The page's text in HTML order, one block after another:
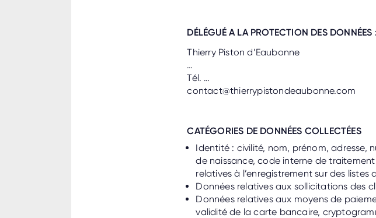
DÉLÉGUÉ A LA PROTECTION DES DONNÉES :
Thierry Piston d’Eaubonne
…
Tél. …
contact@thierrypistondeaubonne.com
CATÉGORIES DE DONNÉES COLLECTÉES
Identité : civilité, nom, prénom, adresse,
de naissance, code interne de
relatives à l’enregistrement sur des listes
Données relatives aux sollicitations des
Données relatives aux moyens de
validité de la carte bancaire,